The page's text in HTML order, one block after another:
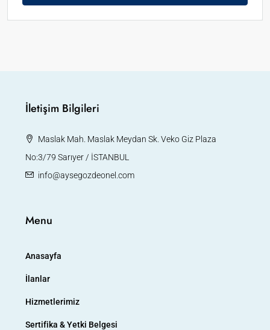
İletişim Bilgileri
Maslak Mah. Maslak Meydan Sk. Veko Giz Plaza
No:3/79 Sarıyer / İSTANBUL
info@aysegozdeonel.com
Menu
Anasayfa
İlanlar
Hizmetlerimiz
Sertifika & Yetki Belgesi